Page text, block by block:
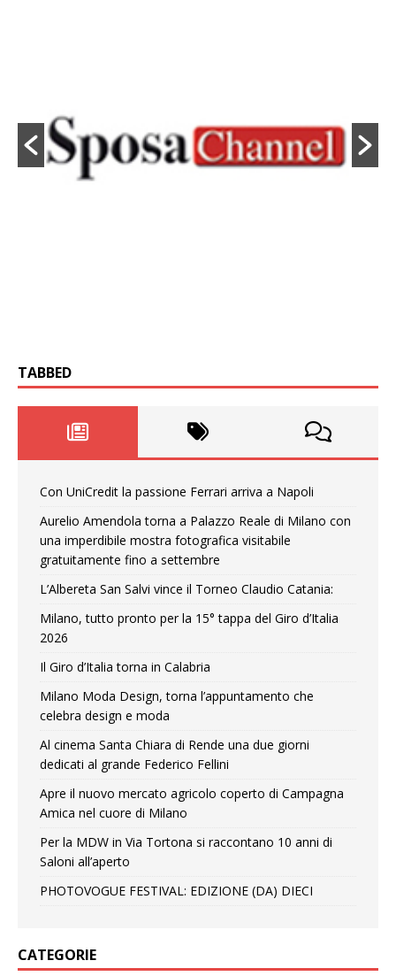
TABBED
Con UniCredit la passione Ferrari arriva a Napoli
Aurelio Amendola torna a Palazzo Reale di Milano con
una imperdibile mostra fotografica visitabile
gratuitamente fino a settembre
L’Albereta San Salvi vince il Torneo Claudio Catania:
Milano, tutto pronto per la 15° tappa del Giro d’Italia
2026
Il Giro d’Italia torna in Calabria
Milano Moda Design, torna l’appuntamento che
celebra design e moda
Al cinema Santa Chiara di Rende una due giorni
dedicati al grande Federico Fellini
Apre il nuovo mercato agricolo coperto di Campagna
Amica nel cuore di Milano
Per la MDW in Via Tortona si raccontano 10 anni di
Saloni all’aperto
PHOTOVOGUE FESTIVAL: EDIZIONE (DA) DIECI
CATEGORIE